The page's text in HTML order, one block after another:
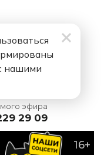
эфира
29 09
16+
нашими